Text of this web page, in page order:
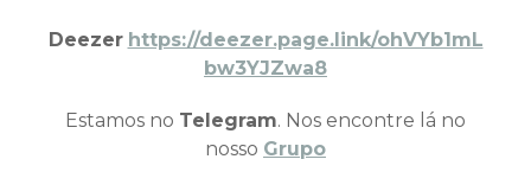
Deezer https://deezer.page.link/ohVYb1mL
bw3YJZwa8
Estamos no Telegram. Nos encontre lá no
nosso Grupo